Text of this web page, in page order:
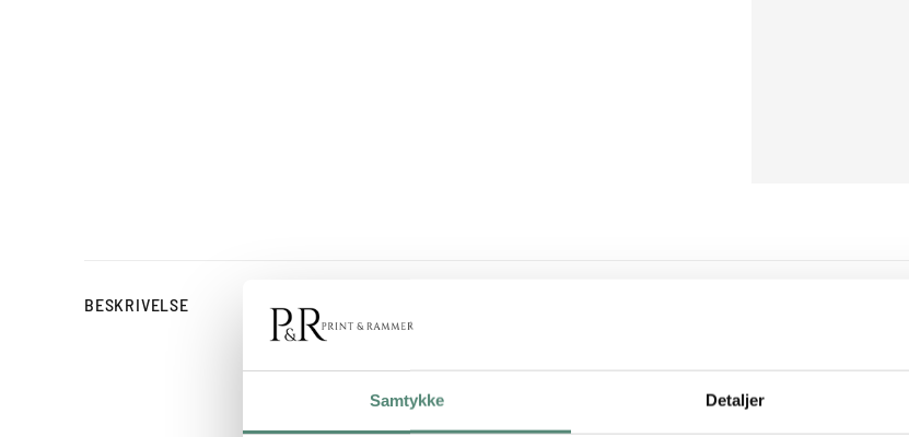
Samtykke Detaljer
BESKRIVELSE
Inner Frequencies No. 02 har samme komposition som No. 01, men med en blå
spiralformede halvcirkler og den centrale akse skaber visuel ro og struktur,
makkerskab med Inner Frequencies No. 01, hvor kontrasten mellem farverne